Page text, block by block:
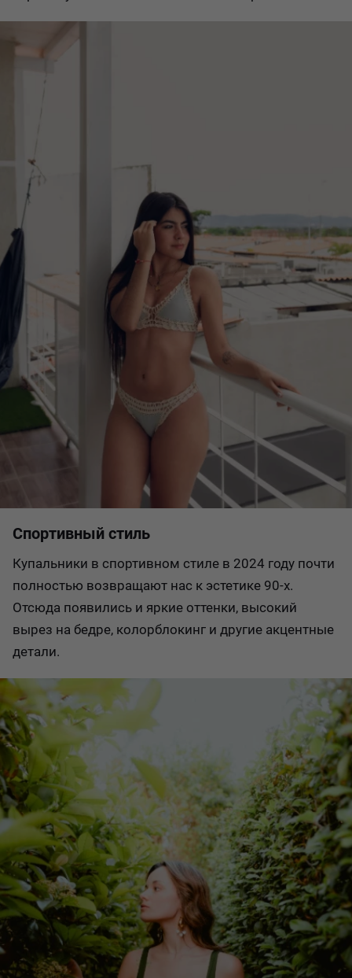
Спортивный стиль
Купальники в спортивном стиле в 2024 году почти
полностью возвращают нас к эстетике 90-х.
Отсюда появились и яркие оттенки, высокий
вырез на бедре, колорблокинг и другие акцентные
детали.